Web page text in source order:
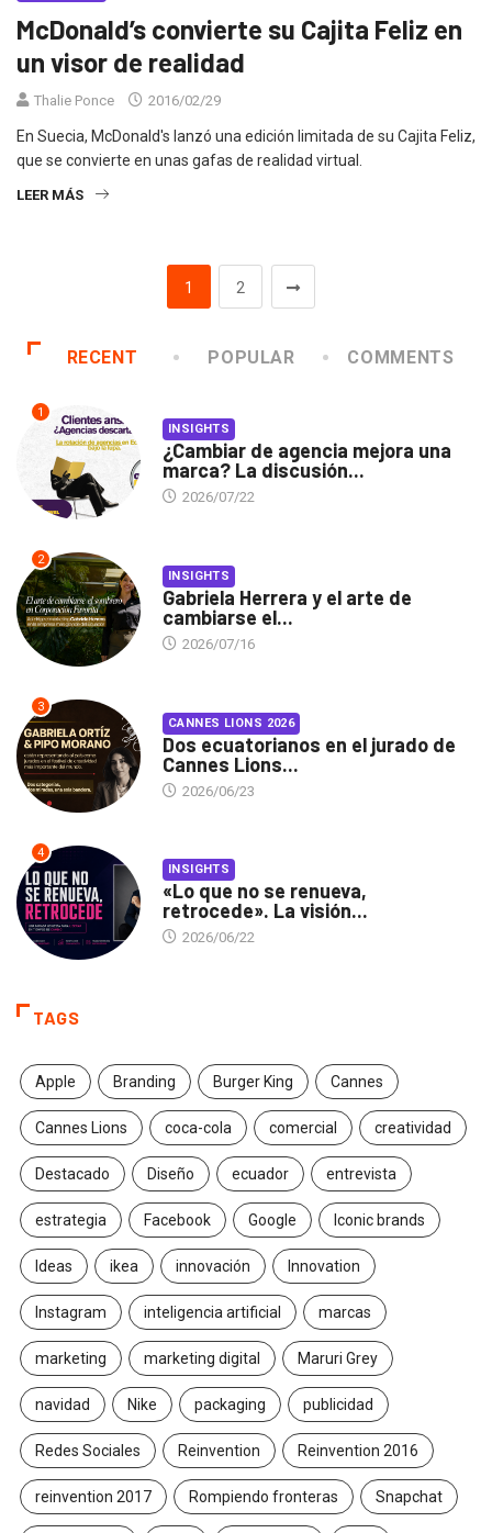
McDonald’s convierte su Cajita Feliz en
un visor de realidad
Thalie Ponce 2016/02/29
En Suecia, McDonald's lanzó una edición limitada de su Cajita Feliz,
que se convierte en unas gafas de realidad virtual.
LEER MÁS
1 2
RECENT POPULAR COMMENTS
1
INSIGHTS
¿Cambiar de agencia mejora una
marca? La discusión...
2026/07/22
2
INSIGHTS
Gabriela Herrera y el arte de
cambiarse el...
2026/07/16
3
CANNES LIONS 2026
Dos ecuatorianos en el jurado de
Cannes Lions...
2026/06/23
4
INSIGHTS
«Lo que no se renueva,
retrocede». La visión...
2026/06/22
TAGS
Apple Branding Burger King Cannes
Cannes Lions coca-cola comercial creatividad
Destacado Diseño ecuador entrevista
estrategia Facebook Google Iconic brands
Ideas ikea innovación Innovation
Instagram inteligencia artificial marcas
marketing marketing digital Maruri Grey
navidad Nike packaging publicidad
Redes Sociales Reinvention Reinvention 2016
reinvention 2017 Rompiendo fronteras Snapchat